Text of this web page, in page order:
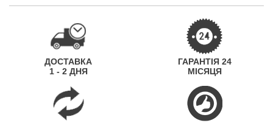
ДОСТАВКА
1 - 2 ДНЯ
ГАРАНТІЯ 24
МІСЯЦЯ